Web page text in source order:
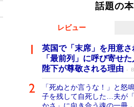
話題の本
レビュー
英国で「末席」を用意
「最前列」に呼び寄せ
陛下が尊敬される理由
「死ぬとか言うな！」と怒
子を残して自死した…夫が
かさ」に向き合う魂の一冊